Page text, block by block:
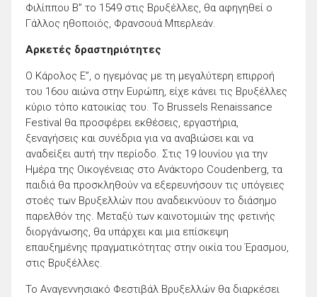
Φιλίππου Β” το 1549 στις Βρυξέλλες, θα αφηγηθεί ο
Γάλλος ηθοποιός, Φρανσουά Μπερλεάν.
Αρκετές δραστηριότητες
Ο Κάρολος Ε”, ο ηγεμόνας με τη μεγαλύτερη επιρροή
του 16ου αιώνα στην Ευρώπη, είχε κάνει τις Βρυξέλλες
κύριο τόπο κατοικίας του. Το Brussels Renaissance
Festival θα προσφέρει εκθέσεις, εργαστήρια,
ξεναγήσεις και συνέδρια για να αναβιώσει και να
αναδείξει αυτή την περίοδο. Στις 19 Ιουνίου για την
Ημέρα της Οικογένειας στο Ανάκτορο Coudenberg, τα
παιδιά θα προσκληθούν να εξερευνήσουν τις υπόγειες
στοές των Βρυξελλών που αναδεικνύουν το διάσημο
παρελθόν της. Μεταξύ των καινοτομιών της φετινής
διοργάνωσης, θα υπάρχει και μια επίσκεψη
επαυξημένης πραγματικότητας στην οικία του Έρασμου,
στις Βρυξέλλες.
Το Αναγεννησιακό Φεστιβάλ Βρυξελλών θα διαρκέσει